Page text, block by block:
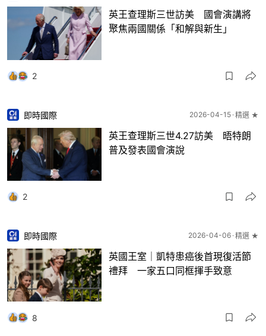
英王查理斯三世訪美 國會演講將
聚焦兩國關係「和解與新生」
2
即時國際 2026-04-15 精選 ★
英王查理斯三世4.27訪美 晤特朗
普及發表國會演說
2
即時國際 2026-04-06 精選 ★
英國王室｜凱特患癌後首現復活節
禮拜 一家五口同框揮手致意
8